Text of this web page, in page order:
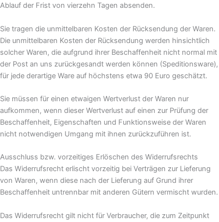
Ablauf der Frist von vierzehn Tagen absenden.
Sie tragen die unmittelbaren Kosten der Rücksendung der Waren.
Die unmittelbaren Kosten der Rücksendung werden hinsichtlich
solcher Waren, die aufgrund ihrer Beschaffenheit nicht normal mit
der Post an uns zurückgesandt werden können (Speditionsware),
für jede derartige Ware auf höchstens etwa 90 Euro geschätzt.
Sie müssen für einen etwaigen Wertverlust der Waren nur
aufkommen, wenn dieser Wertverlust auf einen zur Prüfung der
Beschaffenheit, Eigenschaften und Funktionsweise der Waren
nicht notwendigen Umgang mit ihnen zurückzuführen ist.
Ausschluss bzw. vorzeitiges Erlöschen des Widerrufsrechts
Das Widerrufsrecht erlischt vorzeitig bei Verträgen zur Lieferung
von Waren, wenn diese nach der Lieferung auf Grund ihrer
Beschaffenheit untrennbar mit anderen Gütern vermischt wurden.
Das Widerrufsrecht gilt nicht für Verbraucher, die zum Zeitpunkt